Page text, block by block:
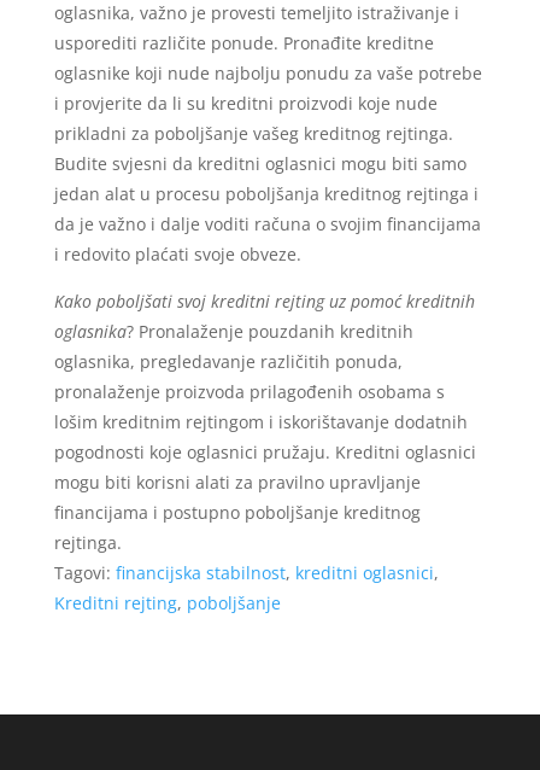
oglasnika, važno je provesti temeljito istraživanje i
usporediti različite ponude. Pronađite kreditne
oglasnike koji nude najbolju ponudu za vaše potrebe
i provjerite da li su kreditni proizvodi koje nude
prikladni za poboljšanje vašeg kreditnog rejtinga.
Budite svjesni da kreditni oglasnici mogu biti samo
jedan alat u procesu poboljšanja kreditnog rejtinga i
da je važno i dalje voditi računa o svojim financijama
i redovito plaćati svoje obveze.
Kako poboljšati svoj kreditni rejting uz pomoć kreditnih
oglasnika? Pronalaženje pouzdanih kreditnih
oglasnika, pregledavanje različitih ponuda,
pronalaženje proizvoda prilagođenih osobama s
lošim kreditnim rejtingom i iskorištavanje dodatnih
pogodnosti koje oglasnici pružaju. Kreditni oglasnici
mogu biti korisni alati za pravilno upravljanje
financijama i postupno poboljšanje kreditnog
rejtinga.
Tagovi: financijska stabilnost, kreditni oglasnici,
Kreditni rejting, poboljšanje